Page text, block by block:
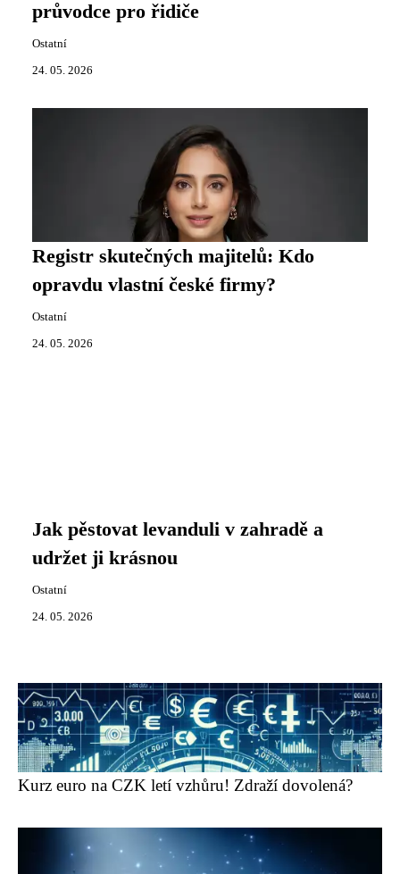
průvodce pro řidiče
Ostatní
24. 05. 2026
Registr skutečných majitelů: Kdo
opravdu vlastní české firmy?
Ostatní
24. 05. 2026
Jak pěstovat levanduli v zahradě a
udržet ji krásnou
Ostatní
24. 05. 2026
Kurz euro na CZK letí vzhůru! Zdraží dovolená?